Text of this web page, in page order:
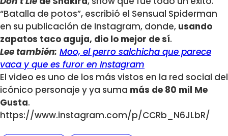
“Batalla de potos”, escribió el Sensual Spiderman
en su publicación de Instagram, donde, usando
zapatos taco aguja, dio lo mejor de sí.
Lee también: Moo, el perro salchicha que parece
vaca y que es furor en Instagram
El video es uno de los más vistos en la red social del
icónico personaje y ya suma más de 80 mil Me
Gusta.
https://www.instagram.com/p/CCRb_N6JLbR/